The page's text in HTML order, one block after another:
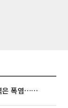
동해안은 시간당 80㎜ 폭우, 그 외 지역은 폭염…‘극과 극 날씨’